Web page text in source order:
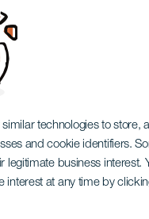
technologies to store,
and cookie identifiers.
business interest.
at any time by